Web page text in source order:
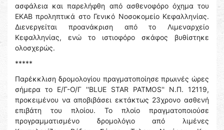
ασφάλεια και παρελήφθη από ασθενοφόρο όχημα του
ΕΚΑΒ προληπτικά στο Γενικό Νοσοκομείο Κεφαλληνίας.
Διενεργείται προανάκριση από το Λιμεναρχείο
Κεφαλληνίας, ενώ το ιστιοφόρο σκάφος βυθίστηκε
ολοσχερώς.
*****
Παρέκκλιση δρομολογίου πραγματοποίησε πρωινές ώρες
σήμερα το Ε/Γ-Ο/Γ ''BLUE STAR PATMOS'' Ν.Π. 12119,
προκειμένου να αποβιβάσει εκτάκτως 23χρονο ασθενή
επιβάτη του πλοίου. Το πλοίο πραγματοποιούσε
προγραμματισμένο δρομολόγιο από λιμένες